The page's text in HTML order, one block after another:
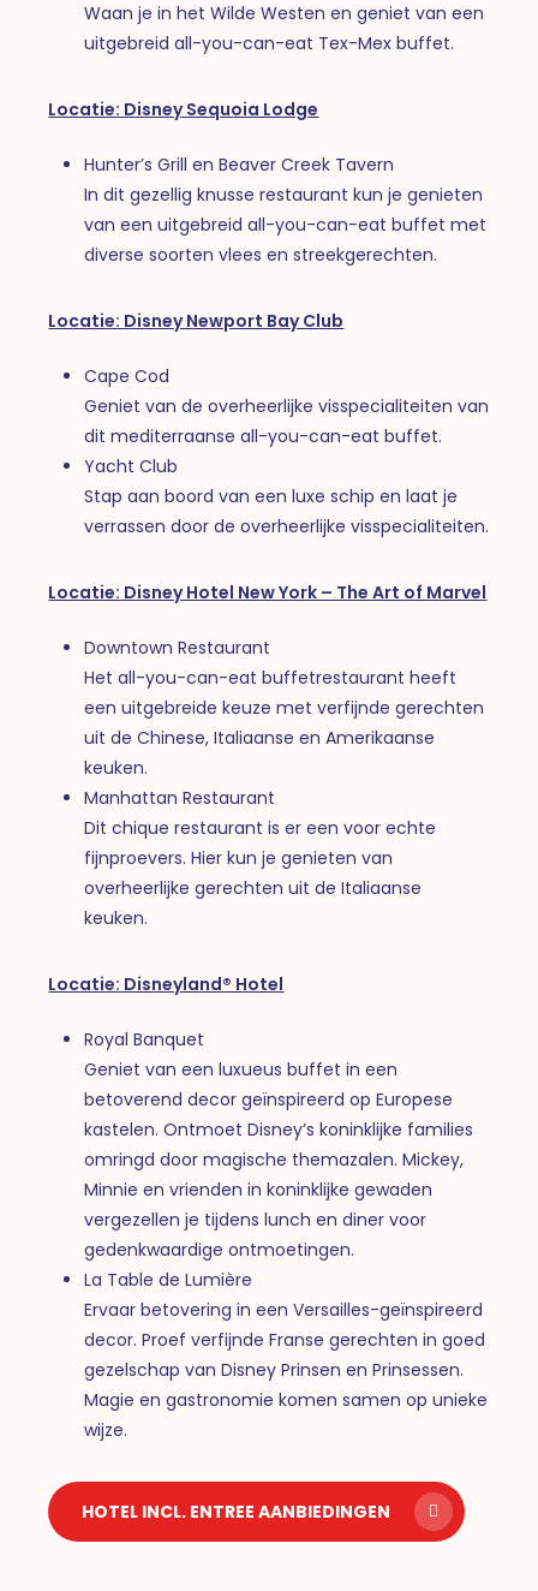
Waan je in het Wilde Westen en geniet van een
uitgebreid all-you-can-eat Tex-Mex buffet.
Locatie: Disney Sequoia Lodge
Hunter’s Grill en Beaver Creek Tavern
In dit gezellig knusse restaurant kun je genieten
van een uitgebreid all-you-can-eat buffet met
diverse soorten vlees en streekgerechten.
Locatie: Disney Newport Bay Club
Cape Cod
Geniet van de overheerlijke visspecialiteiten van
dit mediterraanse all-you-can-eat buffet.
Yacht Club
Stap aan boord van een luxe schip en laat je
verrassen door de overheerlijke visspecialiteiten.
Locatie: Disney Hotel New York – The Art of Marvel
Downtown Restaurant
Het all-you-can-eat buffetrestaurant heeft
een uitgebreide keuze met verfijnde gerechten
uit de Chinese, Italiaanse en Amerikaanse
keuken.
Manhattan Restaurant
Dit chique restaurant is er een voor echte
fijnproevers. Hier kun je genieten van
overheerlijke gerechten uit de Italiaanse
keuken.
Locatie: Disneyland® Hotel
Royal Banquet
Geniet van een luxueus buffet in een
betoverend decor geïnspireerd op Europese
kastelen. Ontmoet Disney’s koninklijke families
omringd door magische themazalen. Mickey,
Minnie en vrienden in koninklijke gewaden
vergezellen je tijdens lunch en diner voor
gedenkwaardige ontmoetingen.
La Table de Lumière
Ervaar betovering in een Versailles-geïnspireerd
decor. Proef verfijnde Franse gerechten in goed
gezelschap van Disney Prinsen en Prinsessen.
Magie en gastronomie komen samen op unieke
wijze.
HOTEL INCL. ENTREE AANBIEDINGEN